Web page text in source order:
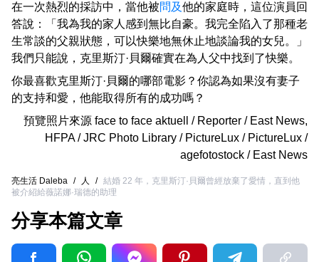
在一次熱烈的採訪中，當他被問及他的家庭時，這位演員回
答說：「我為我的家人感到無比自豪。我完全陷入了那種老
生常談的父親狀態，可以快樂地無休止地談論我的女兒。」
我們只能說，克里斯汀·貝爾確實在為人父中找到了快樂。
你最喜歡克里斯汀·貝爾的哪部電影？你認為如果沒有妻子
的支持和愛，他能取得所有的成功嗎？
預覽照片來源 face to face aktuell / Reporter / East News,
HFPA / JRC Photo Library / PictureLux / PictureLux /
agefotostock / East News
亮生活 Daleba / 人 / 結婚 22 年，克里斯汀·貝爾曾經放棄了愛情，直到他
被介紹給薇諾娜·瑞德的助理
分享本篇文章